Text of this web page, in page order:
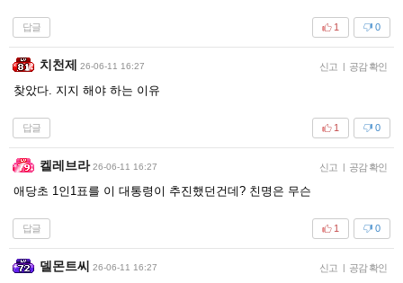
답글 0
1
치천제 26-06-11 16:27 신고 | 공감 확인
찾았다. 지지 해야 하는 이유
답글 0
1
켈레브라 26-06-11 16:27 신고 | 공감 확인
애당초 1인1표를 이 대통령이 추진했던건데? 친명은 무슨
답글 0
1
델몬트씨 26-06-11 16:27 신고 | 공감 확인